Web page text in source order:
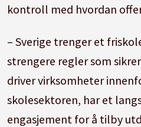
kontroll med hvordan
– Sverige trenger et
strengere regler som
driver virksomheter
skolesektoren, har et
engasjement for å tilby